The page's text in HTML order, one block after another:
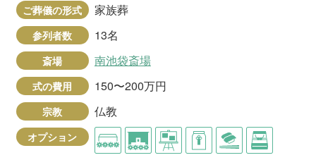
ご葬儀の形式 家族葬
参列者数 13名
斎場 南池袋斎場
式の費用 150〜200万円
宗教 仏教
オプション